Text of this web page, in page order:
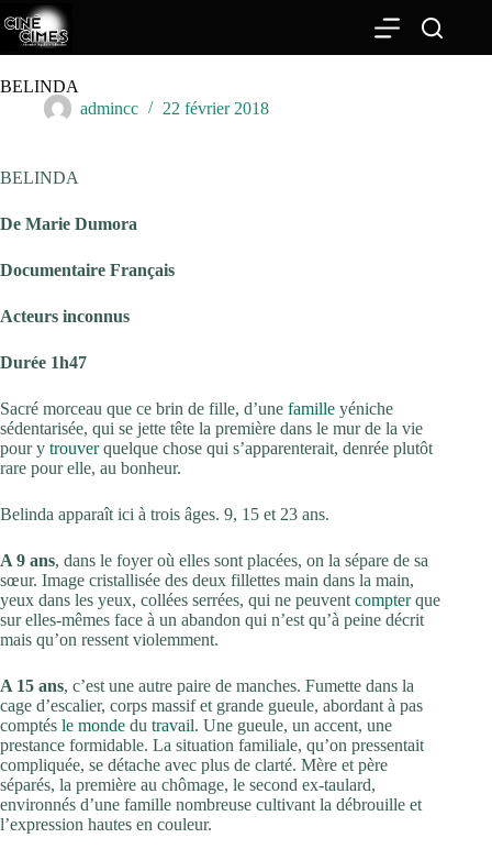
Passer
au
contenu
BELINDA
admincc
22 février 2018
BELINDA
De Marie Dumora
Documentaire Français
Acteurs inconnus
Durée 1h47
Sacré morceau que ce brin de fille, d’une famille yéniche
sédentarisée, qui se jette tête la première dans le mur de la vie
pour y trouverquelque chose qui s’apparenterait, denrée plutôt
rare pour elle, au bonheur.
Belinda apparaît ici à trois âges. 9, 15 et 23 ans.
A 9 ans, dans le foyer où elles sont placées, on la sépare de sa
sœur. Image cristallisée des deux fillettes main dans la main,
yeux dans les yeux, collées serrées, qui ne peuvent compterque
sur elles-mêmes face à un abandon qui n’est qu’à peine décrit
mais qu’on ressent violemment.
A 15 ans, c’est une autre paire de manches. Fumette dans la
cage d’escalier, corps massif et grande gueule, abordant à pas
comptés le monde du travail. Une gueule, un accent, une
prestance formidable. La situation familiale, qu’on pressentait
compliquée, se détache avec plus de clarté. Mère et père
séparés, la première au chômage, le second ex-taulard,
environnés d’une famille nombreuse cultivant la débrouille et
l’expression hautes en couleur.